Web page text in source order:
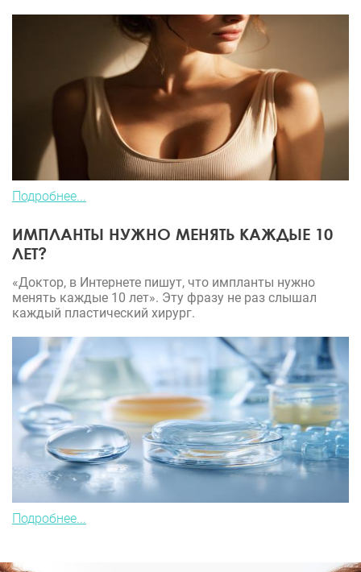
Подробнее...
ИМПЛАНТЫ НУЖНО МЕНЯТЬ КАЖДЫЕ 10
ЛЕТ?
«Доктор, в Интернете пишут, что импланты нужно
менять каждые 10 лет». Эту фразу не раз слышал
каждый пластический хирург.
Подробнее...